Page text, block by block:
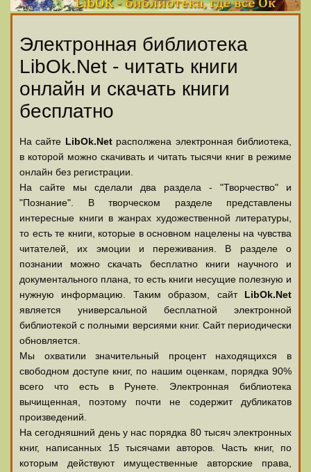
Электронная библиотека
LibOk.Net - читать книги
онлайн и скачать книги
бесплатно
На сайте LibOk.Netрасполжена электронная библиотека,
в которой можно скачивать и читать тысячи книг в режиме
онлайн без регистрации.
На сайте мы сделали два раздела - "Творчество" и
"Познание". В творческом разделе представлены
интересные книги в жанрах художественной литературы,
то есть те книги, которые в основном нацелены на чувства
читателей, их эмоции и переживания. В разделе о
познании можно скачать бесплатно книги научного и
документального плана, то есть книги несущие полезную и
нужную информацию. Таким образом, сайт LibOk.Net
является универсальной бесплатной электронной
библиотекой с полными версиями книг. Сайт периодически
обновляется.
Мы охватили значительный процент находящихся в
свободном доступе книг, по нашим оценкам, порядка 90%
всего что есть в Рунете. Электронная библиотека
вычищенная, поэтому почти не содержит дубликатов
произведений.
На сегодняшний день у нас порядка 80 тысяч электронных
книг, написанных 15 тысячами авторов. Часть книг, по
которым действуют имущественные авторские права,